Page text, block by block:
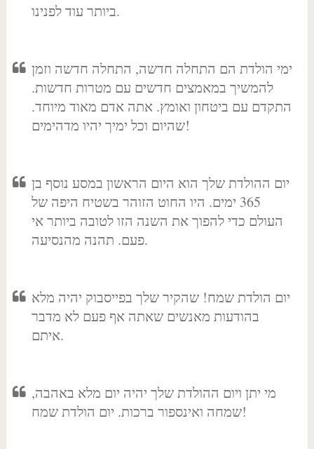
ביותר עוד לפנינו.
ימי הולדת הם התחלה חדשה, התחלה חדשה וזמן
להמשיך במאמצים חדשים עם מטרות חדשות.
התקדם עם ביטחון ואומץ. אתה אדם מאוד מיוחד.
שהיום וכל ימיך יהיו מדהימים!
יום ההולדת שלך הוא היום הראשון במסע נוסף בן
365 ימים. היו החוט הזוהר בשטיח היפה של
העולם כדי להפוך את השנה הזו לטובה ביותר אי
פעם. תהנה מהנסיעה.
יום הולדת שמח! שהקיר שלך בפייסבוק יהיה מלא
בהודעות מאנשים שאתה אף פעם לא מדבר
איתם.
מי יתן ויום ההולדת שלך יהיה יום מלא באהבה,
שמחה ואינספור ברכות. יום הולדת שמח!